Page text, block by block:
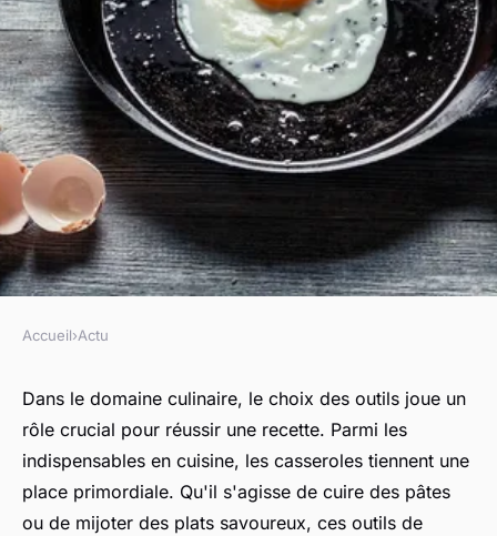
Quels sont les avantages
d'utiliser une casserole ?
régis• 12 septembre 2023• 2 min de lecture
Accueil›Actu
Dans le domaine culinaire, le choix des outils joue un
rôle crucial pour réussir une recette. Parmi les
indispensables en cuisine, les casseroles tiennent une
place primordiale. Qu'il s'agisse de cuire des pâtes
ou de mijoter des plats savoureux, ces outils de